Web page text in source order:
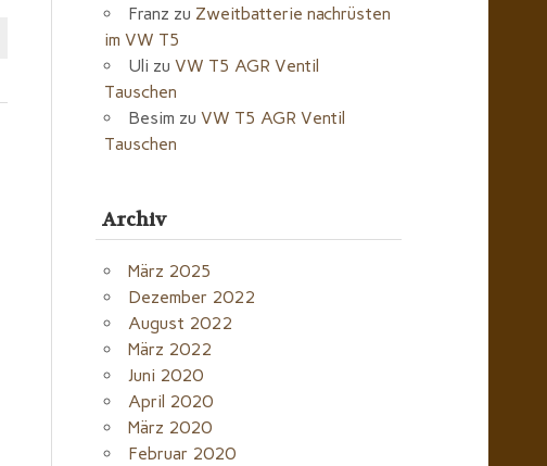
Franz zu Zweitbatterie nachrüsten
im VW T5
Uli zuVW T5 AGR Ventil
Tauschen
Besim zuVW T5 AGR Ventil
Tauschen
Archiv
März 2025
Dezember 2022
August 2022
März 2022
Juni 2020
April 2020
März 2020
Februar 2020